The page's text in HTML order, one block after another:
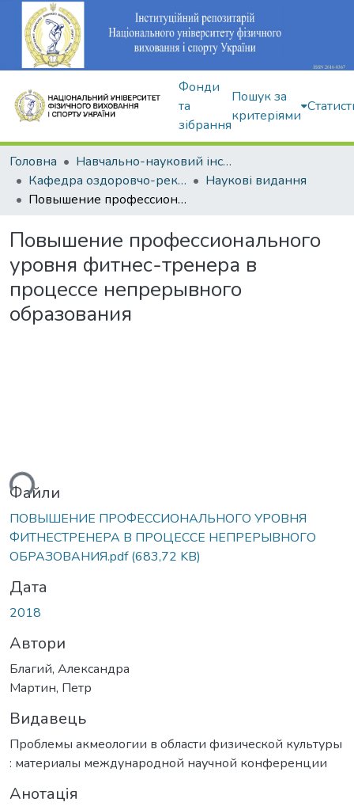
Фонди
та
зібрання
Пошук за
критеріями
Головна
Навчально-науковий інститут здоров'я, реабілітації та фізичного виховання
Кафедра оздоровчо-рекреаційної рухової активності
Наукові видання
Повышение профессионального уровня фитнес-тренера в процессе непрерывного образования
Повышение профессионального
уровня фитнес-тренера в
процессе непрерывного
образования
Файли
ПОВЫШЕНИЕ ПРОФЕССИОНАЛЬНОГО УРОВНЯ
ФИТНЕСТРЕНЕРА В ПРОЦЕССЕ НЕПРЕРЫВНОГО
ОБРАЗОВАНИЯ.pdf(683,72 KB)
Дата
2018
Автори
Благий, Александра
Мартин, Петр
Видавець
Проблемы акмеологии в области физической культуры
: материалы международной научной конференции
Анотація